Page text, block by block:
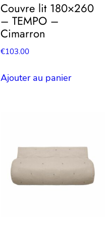
Couvre lit 180×260
– TEMPO –
Cimarron
€103.00
Ajouter au panier